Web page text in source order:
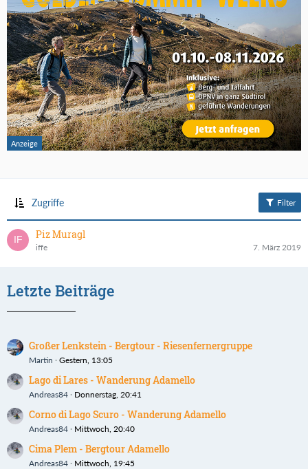
Zugriffe Filter
Piz Muragl
iffe 7. März 2019
Letzte Beiträge
Großer Lenkstein - Bergtour - Riesenfernergruppe
Martin Gestern, 13:05
Lago di Lares - Wanderung Adamello
Andreas84 Donnerstag, 20:41
Corno di Lago Scuro - Wanderung Adamello
Andreas84 Mittwoch, 20:40
Cima Plem - Bergtour Adamello
Andreas84 Mittwoch, 19:45